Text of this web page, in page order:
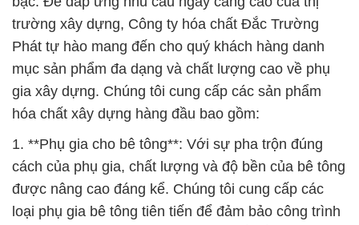
trường xây dựng, Công ty hóa chất Đắc Trường
Phát tự hào mang đến cho quý khách hàng danh
mục sản phẩm đa dạng và chất lượng cao về phụ
gia xây dựng. Chúng tôi cung cấp các sản phẩm
hóa chất xây dựng hàng đầu bao gồm:
1. **Phụ gia cho bê tông**: Với sự pha trộn đúng
cách của phụ gia, chất lượng và độ bền của bê tông
được nâng cao đáng kể. Chúng tôi cung cấp các
loại phụ gia bê tông tiên tiến để đảm bảo công trình